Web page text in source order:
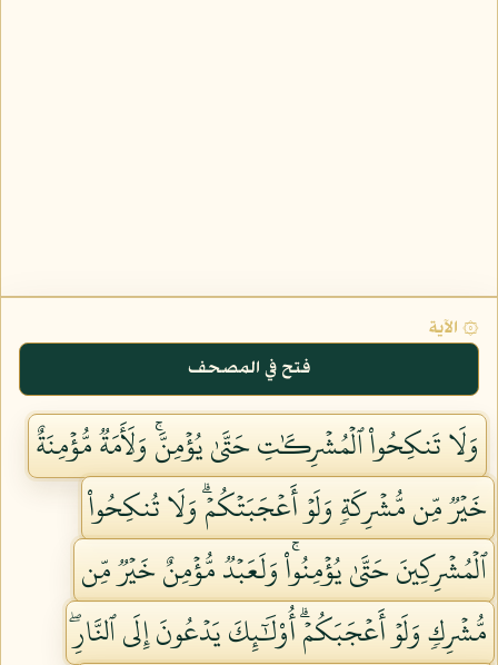
۞ الآية
فتح في المصحف
وَلَا تَنكِحُواْ ٱلۡمُشۡرِكَٰتِ حَتَّىٰ يُؤۡمِنَّۚ وَلَأَمَةٞ مُّؤۡمِنَةٌ
خَيۡرٞ مِّن مُّشۡرِكَةٖ وَلَوۡ أَعۡجَبَتۡكُمۡۗ وَلَا تُنكِحُواْ
ٱلۡمُشۡرِكِينَ حَتَّىٰ يُؤۡمِنُواْۚ وَلَعَبۡدٞ مُّؤۡمِنٌ خَيۡرٞ مِّن
مُّشۡرِكٖ وَلَوۡ أَعۡجَبَكُمۡۗ أُوْلَٰٓئِكَ يَدۡعُونَ إِلَى ٱلنَّارِۖ